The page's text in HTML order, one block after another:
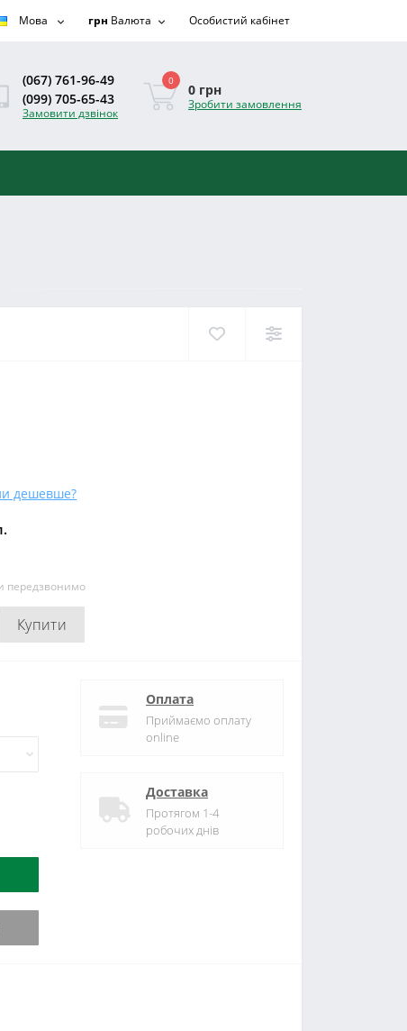
Мова грн Валюта Особистий кабінет
(067) 761-96-49
(099) 705-65-43
Замовити дзвінок
0
0 грн
Зробити замовлення
дешевше?
передзвонимо
Купити
Оплата
Приймаємо оплату
online
Доставка
Протягом 1-4
робочих днів